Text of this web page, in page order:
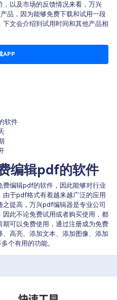
以及市场的反馈情况来看，万兴
品，因为能够免费下载和试用一段
文会介绍到试用时间和其他产品相
APP
软件
编辑pdf的软件
编辑pdf的软件，因此能够对行业
由于pdf格式有着越来越广泛的应用
提高，万兴pdf编辑器是专业公司
此不论免费试用或者购买使用，都
可以免费使用，通过注册成为免费
高亮、添加文本、添加图像、添加
个有用的功能。